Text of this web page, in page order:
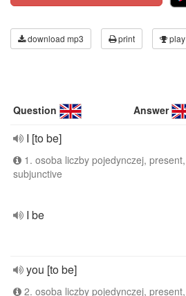
download mp3 print play
Question Answer
I [to be]
1. osoba liczby pojedynczej, present,
subjunctive
I be
you [to be]
2. osoba liczby pojedynczej, present,